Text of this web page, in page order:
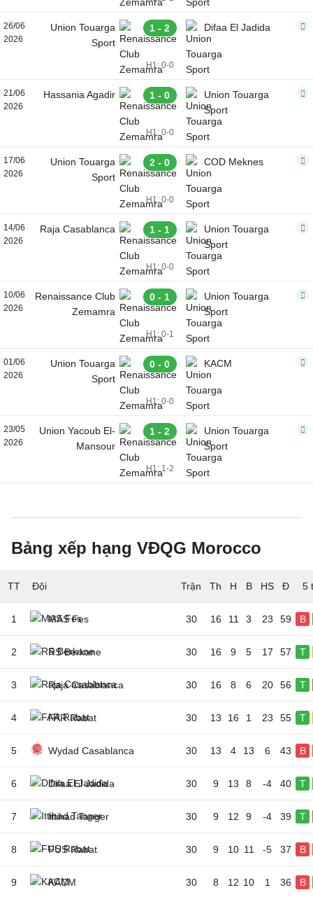
26/06
2026
Union Touarga
Sport
1 - 2 Difaa El Jadida
H1: 0-0
21/06
2026
Hassania Agadir 1 - 0
Union Touarga
Sport
H1: 0-0
17/06
2026
Union Touarga
Sport
2 - 0 COD Meknes
H1: 0-0
14/06
2026
Raja Casablanca 1 - 1
Union Touarga
Sport
H1: 0-0
10/06
2026
Renaissance Club
Zemamra
0 - 1
Union Touarga
Sport
H1: 0-1
01/06
2026
Union Touarga
Sport
0 - 0 KACM
H1: 0-0
23/05
2026
Union Yacoub El-
Mansour
1 - 2
Union Touarga
Sport
H1: 1-2
Bảng xếp hạng VĐQG Morocco
TT Đội 5
1 MAS Fes 30 16 11 3 23 59 B
2 RS Berkane 30 16 9 5 17 57 T
3 Raja Casablanca 30 16 8 6 20 56 T
4 FAR Rabat 30 13 16 1 23 55 T
5 Wydad Casablanca 30 13 4 13 6 43 B
6 Difaa El Jadida 30 9 13 8 -4 40 T
7 Ittihad Tanger 30 9 12 9 -4 39 T
8 FUS Rabat 30 9 10 11 -5 37 B
9 KACM 30 8 12 10 1 36 B